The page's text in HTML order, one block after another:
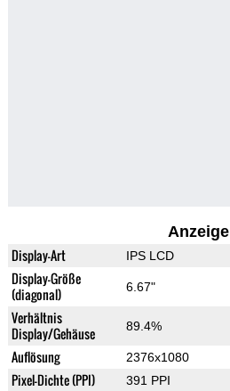
Anzeige
Display-Art IPS LCD
Display-Größe
(diagonal)
6.67"
Verhältnis
Display/Gehäuse
89.4%
Auflösung 2376x1080
Pixel-Dichte (PPI) 391 PPI